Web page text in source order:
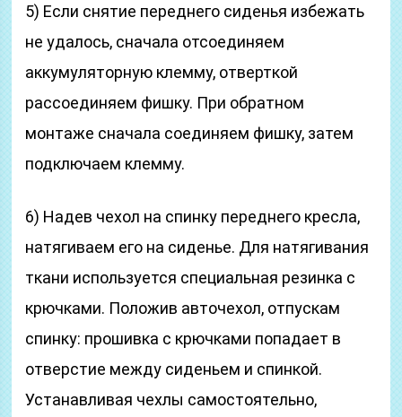
5) Если снятие переднего сиденья избежать
не удалось, сначала отсоединяем
аккумуляторную клемму, отверткой
рассоединяем фишку. При обратном
монтаже сначала соединяем фишку, затем
подключаем клемму.
6) Надев чехол на спинку переднего кресла,
натягиваем его на сиденье. Для натягивания
ткани используется специальная резинка с
крючками. Положив авточехол, отпускам
спинку: прошивка с крючками попадает в
отверстие между сиденьем и спинкой.
Устанавливая чехлы самостоятельно,